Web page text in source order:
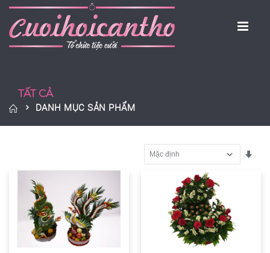
TẤT CẢ
DANH MỤC SẢN PHẨM